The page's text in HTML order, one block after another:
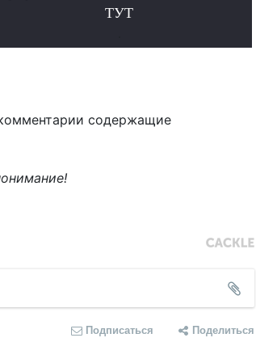
ТУТ
содержащие
Подписаться Поделиться